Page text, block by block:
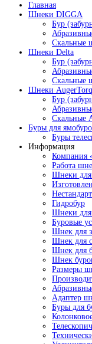
Главная
Шнеки DIGGA
Бур
Скальные
Шнеки Delta
Бур
Скальные
Шнеки
Бур
Скальные
Буры для
Буры
Информация
Компания
Работа
Шнеки для
Гидробур
Шнеки для
Буровые
Шнек для
Шнек для
Шнек для
Шнек
Размеры
Адаптер
Буры для